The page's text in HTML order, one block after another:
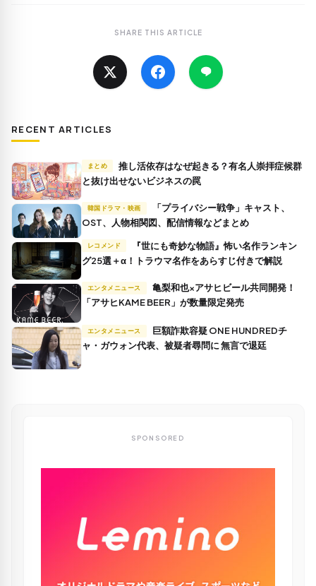
SHARE THIS ARTICLE
RECENT ARTICLES
まとめ
推し活依存はなぜ起きる？有名人崇拝症候群
と抜け出せないビジネスの罠
韓国ドラマ・映画
OST、人物相関図、配信情報などまとめ
レコメンド
グ25選＋α！トラウマ名作をあらすじ付きで解説
エンタメニュース
「アサヒKAME BEER」が数量限定発売
エンタメニュース
ャ・ガウォン代表、被疑者尋問に 無言で退廷
SPONSORED